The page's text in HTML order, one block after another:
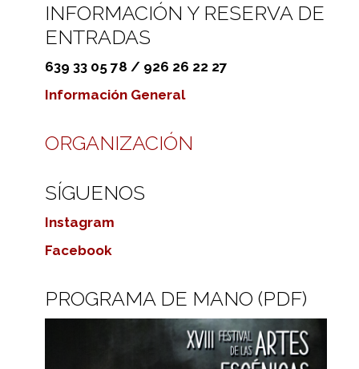
INFORMACIÓN Y RESERVA DE
ENTRADAS
639 33 05 78 / 926 26 22 27
Información General
ORGANIZACIÓN
SÍGUENOS
Instagram
Facebook
PROGRAMA DE MANO (PDF)